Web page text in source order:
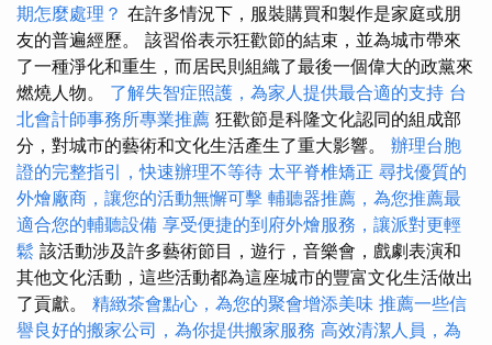
期怎麼處理？ 在許多情況下，服裝購買和製作是家庭或朋
友的普遍經歷。 該習俗表示狂歡節的結束，並為城市帶來
了一種淨化和重生，而居民則組織了最後一個偉大的政黨來
燃燒人物。 了解失智症照護，為家人提供最合適的支持 台
北會計師事務所專業推薦 狂歡節是科隆文化認同的組成部
分，對城市的藝術和文化生活產生了重大影響。 辦理台胞
證的完整指引，快速辦理不等待 太平脊椎矯正 尋找優質的
外燴廠商，讓您的活動無懈可擊 輔聽器推薦，為您推薦最
適合您的輔聽設備 享受便捷的到府外燴服務，讓派對更輕
鬆 該活動涉及許多藝術節目，遊行，音樂會，戲劇表演和
其他文化活動，這些活動都為這座城市的豐富文化生活做出
了貢獻。 精緻茶會點心，為您的聚會增添美味 推薦一些信
譽良好的搬家公司，為你提供搬家服務 高效清潔人員，為